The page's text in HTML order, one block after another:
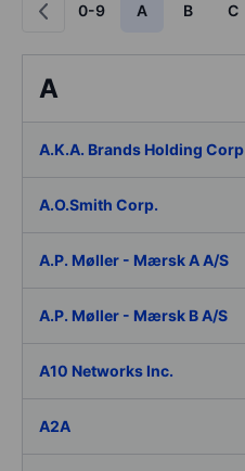
0-9 A B C
A
A.K.A. Brands Holding Corp
A.O.Smith Corp.
A.P. Møller - Mærsk A A/S
A.P. Møller - Mærsk B A/S
A10 Networks Inc.
A2A